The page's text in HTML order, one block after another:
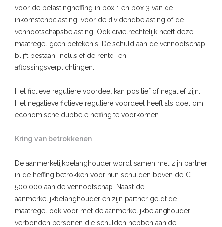
voor de belastingheffing in box 1 en box 3 van de
inkomstenbelasting, voor de dividendbelasting of de
vennootschapsbelasting. Ook civielrechtelijk heeft deze
maatregel geen betekenis. De schuld aan de vennootschap
blijft bestaan, inclusief de rente- en
aflossingsverplichtingen.
Het fictieve reguliere voordeel kan positief of negatief zijn.
Het negatieve fictieve reguliere voordeel heeft als doel om
economische dubbele heffing te voorkomen.
Kring van betrokkenen
De aanmerkelijkbelanghouder wordt samen met zijn partner
in de heffing betrokken voor hun schulden boven de €
500.000 aan de vennootschap. Naast de
aanmerkelijkbelanghouder en zijn partner geldt de
maatregel ook voor met de aanmerkelijkbelanghouder
verbonden personen die schulden hebben aan de